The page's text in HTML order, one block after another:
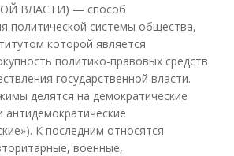
ВЛАСТИ) — способ
политической системы общества,
которой является
политико-правовых средств
государственной власти.
делятся на демократические
антидемократические
К последним относятся
военные,